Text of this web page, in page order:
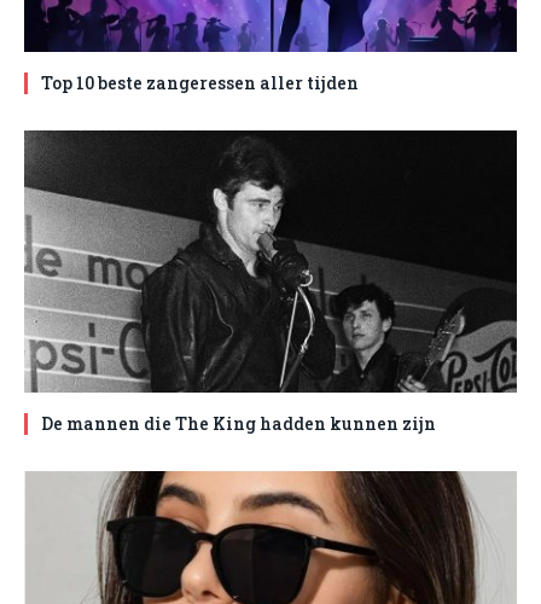
Top 10 beste zangeressen aller tijden
De mannen die The King hadden kunnen zijn